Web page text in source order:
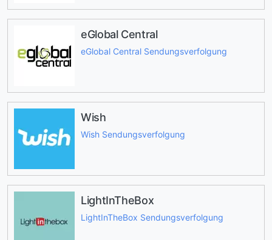
eGlobal Central
eGlobal Central Sendungsverfolgung
Wish
Wish Sendungsverfolgung
LightInTheBox
LightInTheBox Sendungsverfolgung